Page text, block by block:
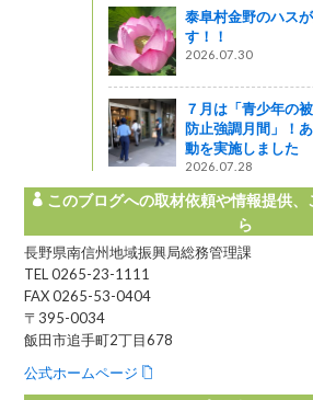
泰阜村金野のハス
す！！
2026.07.30
７月は「青少年の
防止強調月間」！
動を実施しました
2026.07.28
このブログへの取材依頼や情報提供
ら
長野県南信州地域振興局総務管理課
TEL 0265-23-1111
FAX 0265-53-0404
〒395-0034
飯田市追手町2丁目678
公式ホームページ